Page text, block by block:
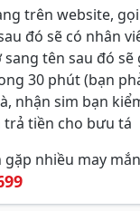
trên website,
đó sẽ có nhân
tên sau đó sẽ
30 phút (bạn
nhận sim bạn
trả tiền cho bưu tá
gặp nhiều may